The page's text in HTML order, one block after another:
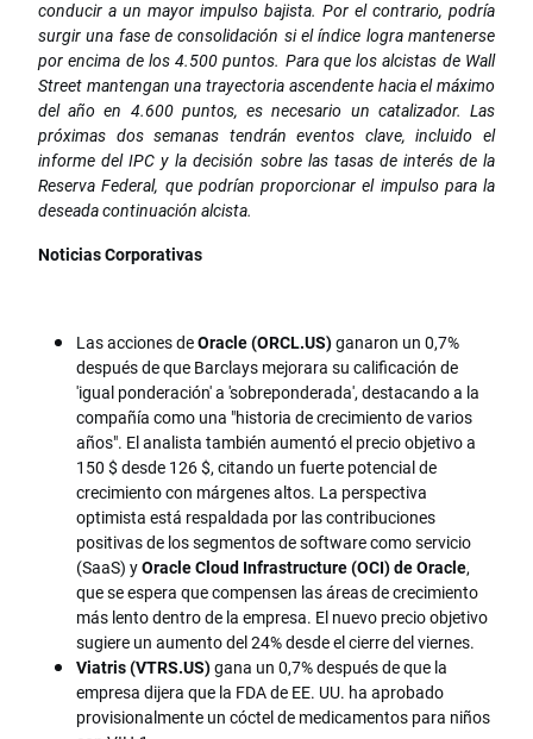
conducir a un mayor impulso bajista. Por el contrario, podría
surgir una fase de consolidación si el índice logra mantenerse
por encima de los 4.500 puntos. Para que los alcistas de Wall
Street mantengan una trayectoria ascendente hacia el máximo
del año en 4.600 puntos, es necesario un catalizador. Las
próximas dos semanas tendrán eventos clave, incluido el
informe del IPC y la decisión sobre las tasas de interés de la
Reserva Federal, que podrían proporcionar el impulso para la
deseada continuación alcista.
Noticias Corporativas
Las acciones deOracle (ORCL.US)ganaron un 0,7%
después de que Barclays mejorara su calificación de
'igual ponderación' a 'sobreponderada', destacando a la
compañía como una "historia de crecimiento de varios
años". El analista también aumentó el precio objetivo a
150 $ desde 126 $, citando un fuerte potencial de
crecimiento con márgenes altos. La perspectiva
optimista está respaldada por las contribuciones
positivas de los segmentos de software como servicio
(SaaS) yOracle Cloud Infrastructure (OCI) de Oracle,
que se espera que compensen las áreas de crecimiento
más lento dentro de la empresa. El nuevo precio objetivo
sugiere un aumento del 24% desde el cierre del viernes.
Viatris (VTRS.US)gana un 0,7% después de que la
empresa dijera que la FDA de EE. UU. ha aprobado
provisionalmente un cóctel de medicamentos para niños